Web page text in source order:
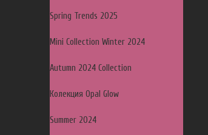
Spring Trends 2025
Mini Collection Winter 2024
Autumn 2024 Collection
Колекция Opal Glow
Summer 2024